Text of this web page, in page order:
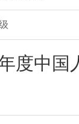
度中国